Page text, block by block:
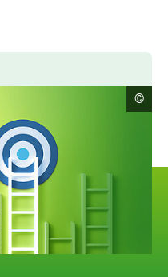
©